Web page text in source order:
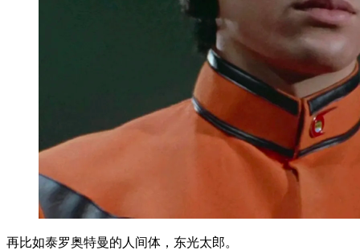
再比如泰罗奥特曼的人间体，东光太郎。